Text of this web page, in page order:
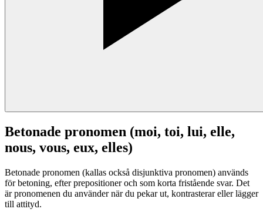
Betonade pronomen (moi, toi, lui, elle,
nous, vous, eux, elles)
Betonade pronomen (kallas också disjunktiva pronomen) används
för betoning, efter prepositioner och som korta fristående svar. Det
är pronomenen du använder när du pekar ut, kontrasterar eller lägger
till attityd.